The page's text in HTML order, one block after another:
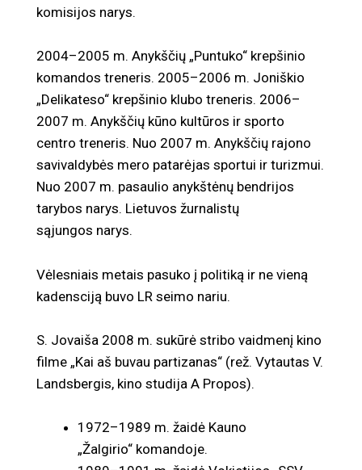
komisijos narys.
2004–2005 m. Anykščių „Puntuko“ krepšinio
komandos treneris. 2005–2006 m. Joniškio
„Delikateso“ krepšinio klubo treneris. 2006–
2007 m. Anykščių kūno kultūros ir sporto
centro treneris. Nuo 2007 m. Anykščių rajono
savivaldybės mero patarėjas sportui ir turizmui.
Nuo 2007 m. pasaulio anykštėnų bendrijos
tarybos narys. Lietuvos žurnalistų
sąjungos narys.
Vėlesniais metais pasuko į politiką ir ne vieną
kadensciją buvo LR seimo nariu.
S. Jovaiša 2008 m. sukūrė stribo vaidmenį kino
filme „Kai aš buvau partizanas“ (rež. Vytautas V.
Landsbergis, kino studija A Propos).
1972–1989 m. žaidė Kauno
„Žalgirio“ komandoje.